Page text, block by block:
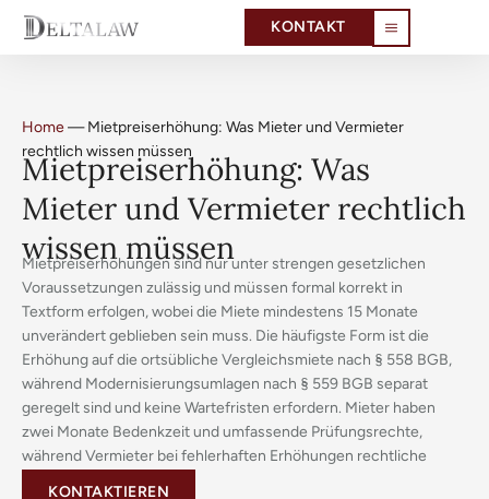
KONTAKT
Home—Mietpreiserhöhung: Was Mieter und Vermieter
rechtlich wissen müssen
Mietpreiserhöhung: Was
Mieter und Vermieter rechtlich
wissen müssen
Mietpreiserhöhungen sind nur unter strengen gesetzlichen
Voraussetzungen zulässig und müssen formal korrekt in
Textform erfolgen, wobei die Miete mindestens 15 Monate
unverändert geblieben sein muss. Die häufigste Form ist die
Erhöhung auf die ortsübliche Vergleichsmiete nach § 558 BGB,
während Modernisierungsumlagen nach § 559 BGB separat
geregelt sind und keine Wartefristen erfordern. Mieter haben
zwei Monate Bedenkzeit und umfassende Prüfungsrechte,
während Vermieter bei fehlerhaften Erhöhungen rechtliche
KONTAKTIEREN